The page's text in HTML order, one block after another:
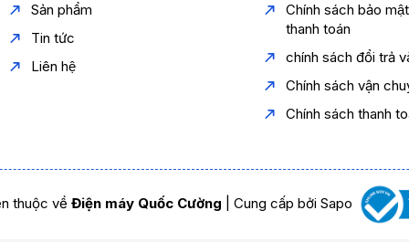
Sản phẩm
Tin tức
Liên hệ
Chính sách bảo
thanh toán
chính sách đổi trả
Chính sách vận
Chính sách thanh
thuộc về Điện máy Quốc Cường Cung cấp bởi Sapo